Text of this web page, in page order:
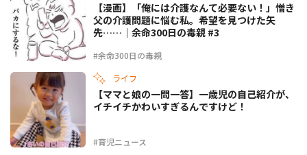
#余命300日の毒親
【漫画】「俺には介護なんて必要ない！」憎き
父の介護問題に悩む私。希望を見つけた矢
先……｜余命300日の毒親 #3
ライフ
#育児ニュース
【ママと娘の一問一答】一歳児の自己紹介が、
イチイチかわいすぎるんですけど！